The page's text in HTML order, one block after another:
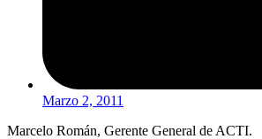
Marzo 2, 2011
Marcelo Román, Gerente General de ACTI.